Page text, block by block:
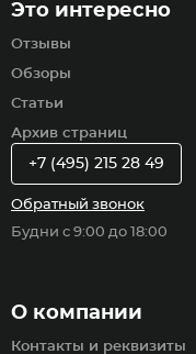
Это интересно
Отзывы
Обзоры
Статьи
Архив страниц
О компании
Контакты и реквизиты
+7 (495) 215 28 49
Обратный звонок
Будни с 9:00 до 18:00